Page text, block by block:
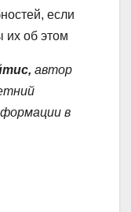
если
их об этом
автор
в